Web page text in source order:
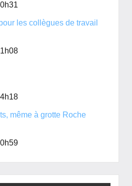
les collègues de travail
même à grotte Roche